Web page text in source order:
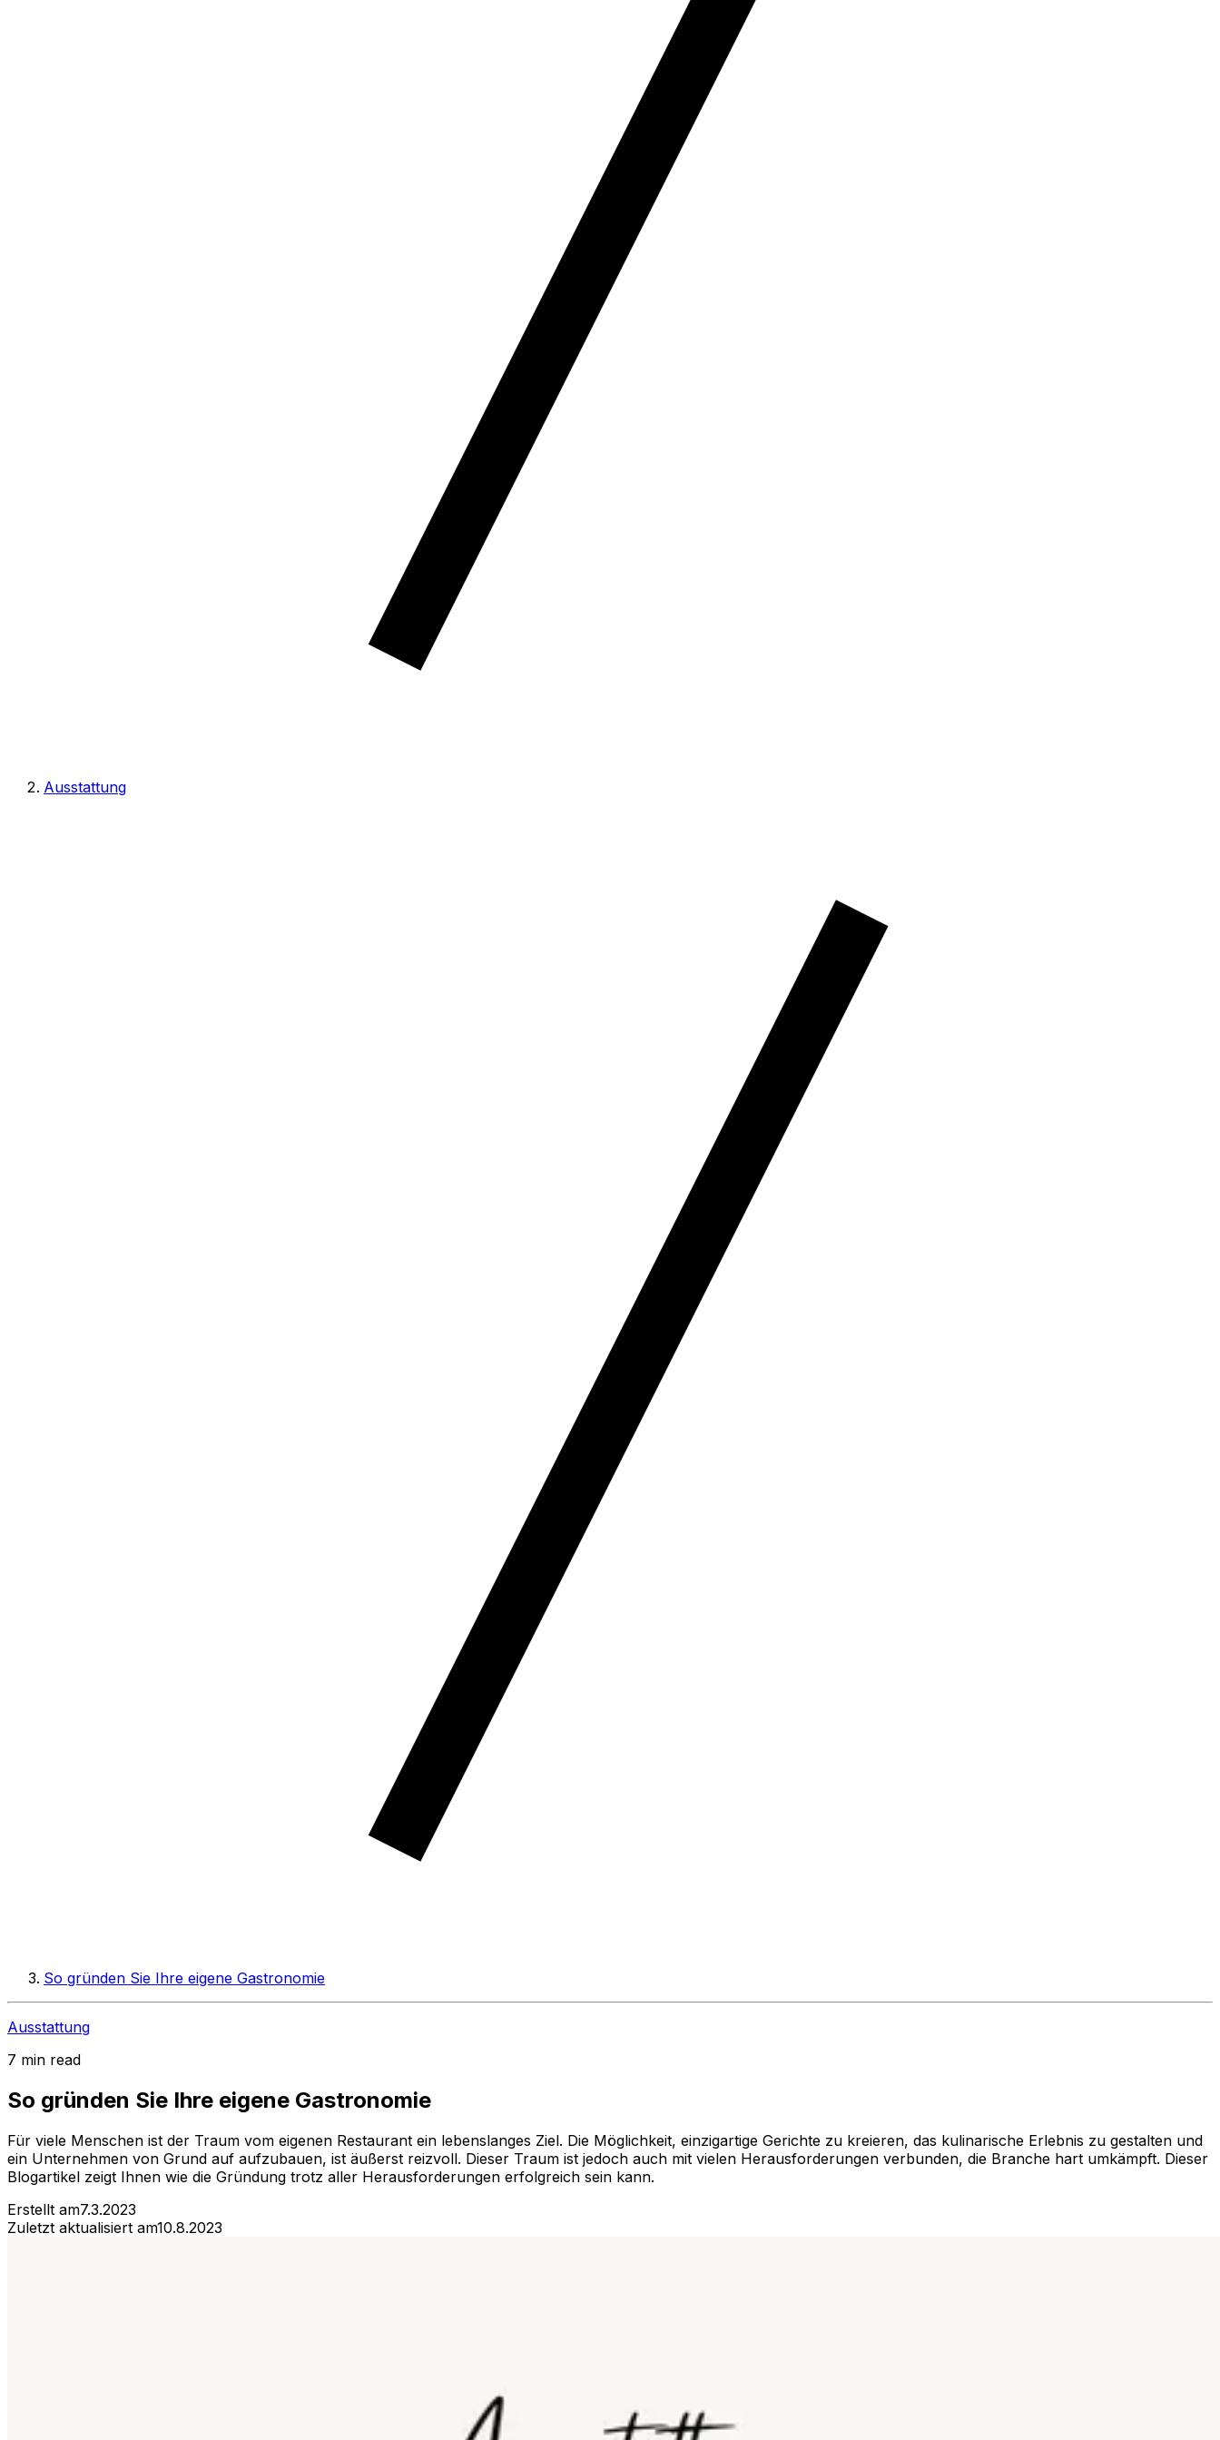
Ausstattung
So gründen Sie Ihre eigene Gastronomie
Ausstattung
7 min read
So gründen Sie Ihre eigene Gastronomie
Für viele Menschen ist der Traum vom eigenen Restaurant ein lebenslanges Ziel. Die Möglichkeit, einzigartige Gerichte zu kreieren, das kulinarische Erlebnis zu gestalten und
ein Unternehmen von Grund auf aufzubauen, ist äußerst reizvoll. Dieser Traum ist jedoch auch mit vielen Herausforderungen verbunden, die Branche hart umkämpft. Dieser
Blogartikel zeigt Ihnen wie die Gründung trotz aller Herausforderungen erfolgreich sein kann.
Erstellt am7.3.2023
Zuletzt aktualisiert am10.8.2023